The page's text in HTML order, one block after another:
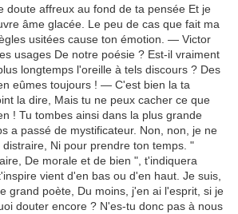
doute affreux au fond de ta pensée Et je
âme glacée. Le peu de cas que fait ma
usitées cause ton émotion. — Victor
usages De notre poésie ? Est-il vraiment
longtemps l'oreille à tels discours ? Des
eûmes toujours ! — C'est bien la ta
la dire, Mais tu ne peux cacher ce que
! Tu tombes ainsi dans la plus grande
a passé de mystificateur. Non, non, je ne
Ni pour prendre ton temps. "
De morale et de bien ", t'indiquera
vient d'en bas ou d'en haut. Je suis,
grand poète, Du moins, j'en ai l'esprit, si je
douter encore ? N'es-tu donc pas à nous